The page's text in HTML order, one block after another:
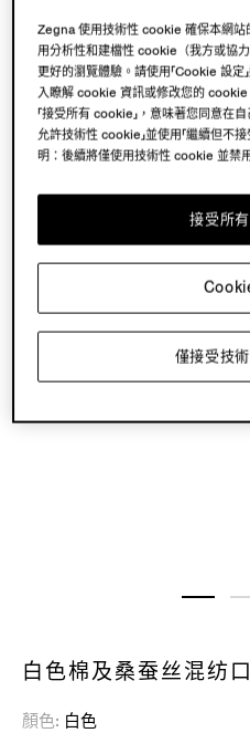
白色棉及桑蚕丝混纺
顏色 白色
Zegna 使用技術性 cookie 確保本網站
用分析性和建檔性 cookie（我方或協
更好的瀏覽體驗。請使用「Cookie 設
入瞭解 cookie 資訊或修改您的
「接受所有 cookie」，意味著您同意在
允許技術性 cookie」並使用「繼續但不
明：後續將僅使用技術性 cookie 並禁
僅接受技
接受所